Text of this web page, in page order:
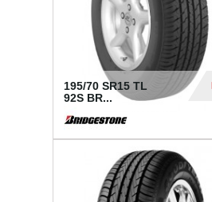
195/70 SR15 TL
92S BR...